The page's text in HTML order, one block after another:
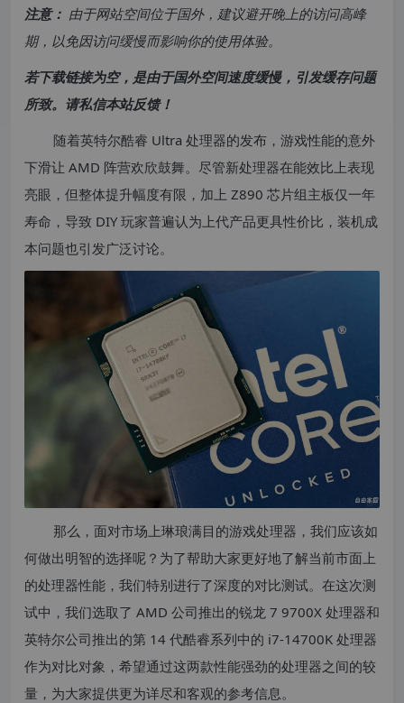
注意： 由于网站空间位于国外，建议避开晚上的访问高峰
期，以免因访问缓慢而影响你的使用体验。
若下载链接为空，是由于国外空间速度缓慢，引发缓存问题
所致。请私信本站反馈！
随着英特尔酷睿 Ultra 处理器的发布，游戏性能的意外
下滑让 AMD 阵营欢欣鼓舞。尽管新处理器在能效比上表现
亮眼，但整体提升幅度有限，加上 Z890 芯片组主板仅一年
寿命，导致 DIY 玩家普遍认为上代产品更具性价比，装机成
本问题也引发广泛讨论。
那么，面对市场上琳琅满目的游戏处理器，我们应该如
何做出明智的选择呢？为了帮助大家更好地了解当前市面上
的处理器性能，我们特别进行了深度的对比测试。在这次测
试中，我们选取了 AMD 公司推出的锐龙 7 9700X 处理器和
英特尔公司推出的第 14 代酷睿系列中的 i7-14700K 处理器
作为对比对象，希望通过这两款性能强劲的处理器之间的较
量，为大家提供更为详尽和客观的参考信息。